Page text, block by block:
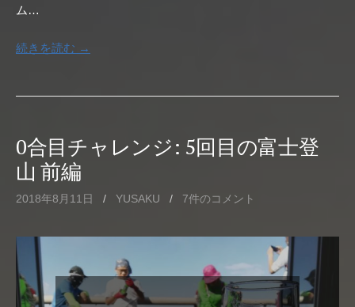
ム…
続きを読む →
0合目チャレンジ: 5回目の富士登
山 前編
2018年8月11日 / YUSAKU / 7件のコメント